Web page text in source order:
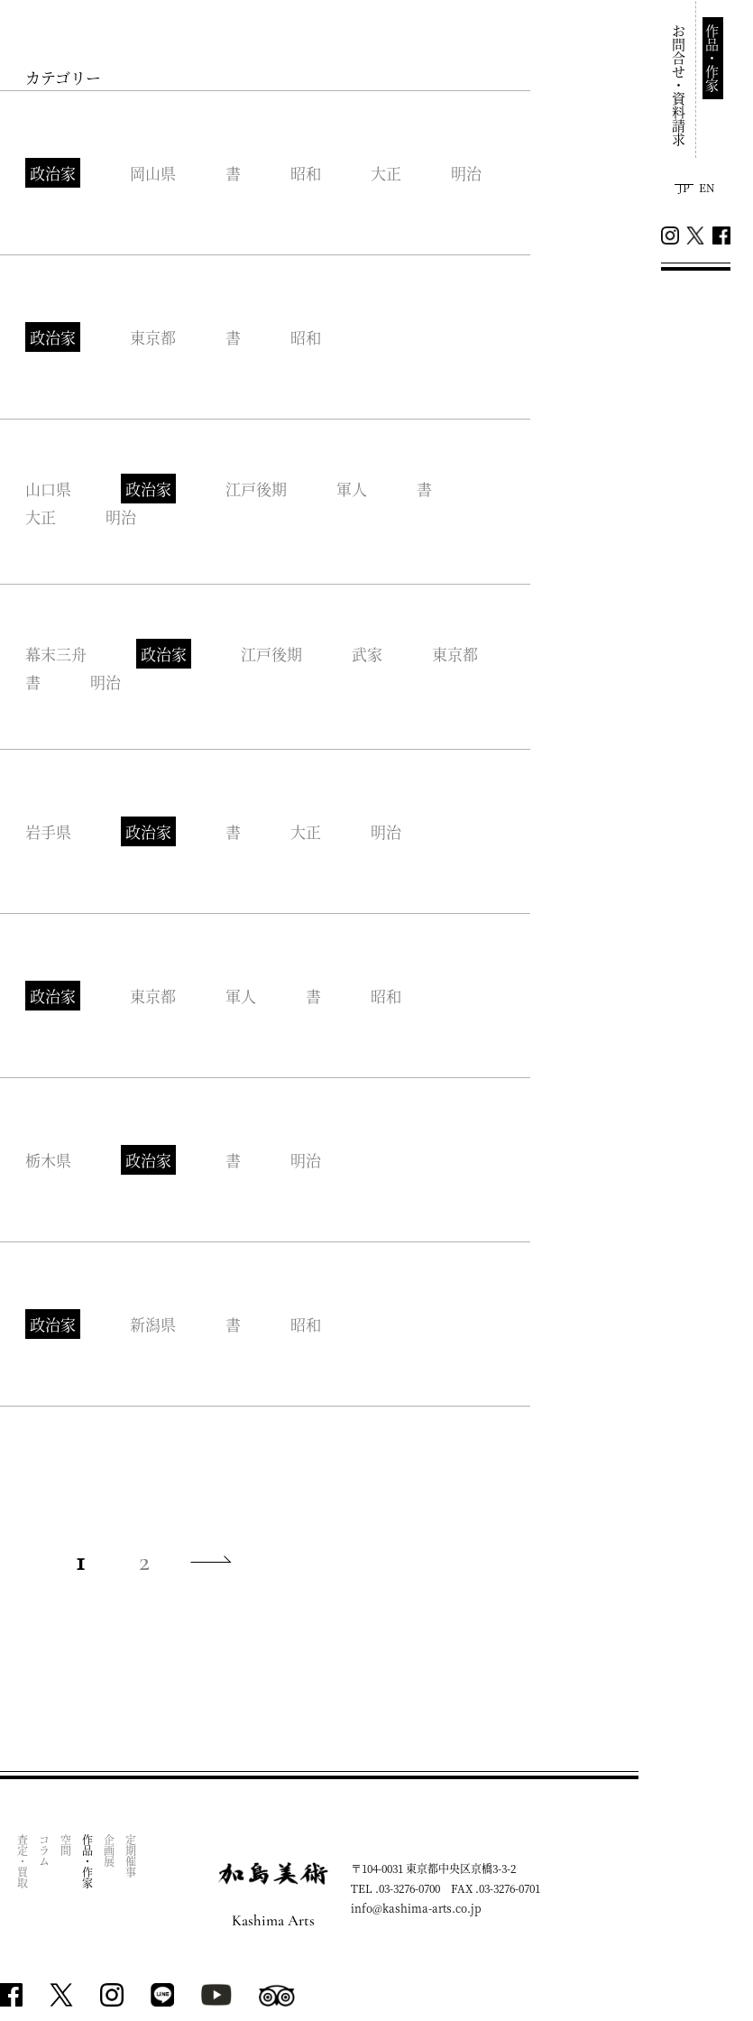
作品・作家
お問合せ・資料請求
JP EN
カテゴリー
政治家 岡山県 書 昭和 大正 明治
政治家 東京都 書 昭和
山口県 政治家 江戸後期 軍人
書
大正
明治
幕末三舟 政治家 江戸後期 武家
東京都
書
明治
岩手県 政治家 書 大正 明治
政治家 東京都 軍人 書 昭和
栃木県 政治家 書 明治
政治家 新潟県 書 昭和
1 2
定期催事
企画展
作品・作家
空間
コラム
査定・買取
Kashima Arts
〒104-0031 東京都中央区京橋3-3-2
TEL .03-3276-0700 FAX .03-3276-0701
info@kashima-arts.co.jp